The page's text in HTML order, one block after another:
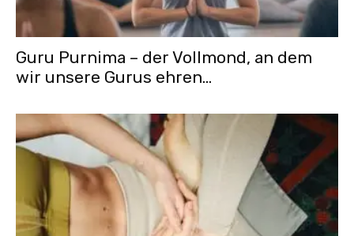
Guru Purnima – der Vollmond, an dem
wir unsere Gurus ehren...